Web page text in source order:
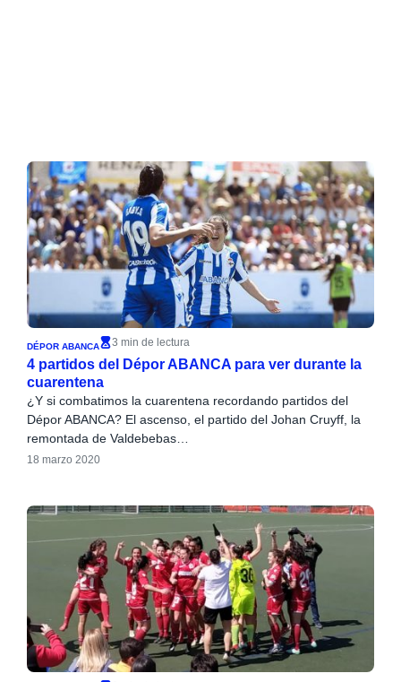
DÉPOR ABANCA 3 min de lectura
4 partidos del Dépor ABANCA para ver durante la
cuarentena
¿Y si combatimos la cuarentena recordando partidos del
Dépor ABANCA? El ascenso, el partido del Johan Cruyff, la
remontada de Valdebebas…
18 marzo 2020